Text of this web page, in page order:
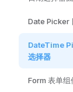
Date Picker
DateTime
选择器
Form 表单组